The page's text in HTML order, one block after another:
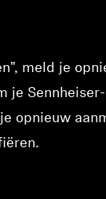
meld je
je
opnieuw
aan uw
artikelen te